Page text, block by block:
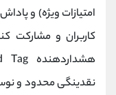
امتیازات ویژه) و
کاربران و مشارکت
هشداردهنده Seed Tag